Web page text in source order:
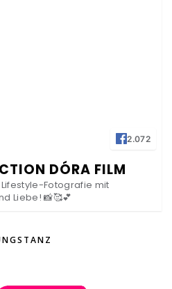
2.072
DÓRA FILM
Fotografie mit
Liebe! 📸🥰💕